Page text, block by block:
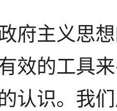
府主义思
效的工具
认识。我